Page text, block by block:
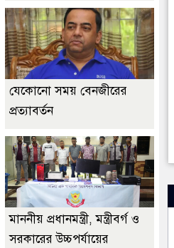
যেকোনো সময় বেনজীরের
প্রত্যাবর্তন
মাননীয় প্রধানমন্ত্রী, মন্ত্রীবর্গ ও
সরকারের উচ্চপর্যায়ের